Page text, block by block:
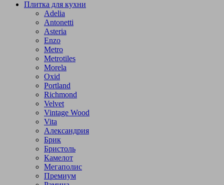
Плитка для кухни
Adelia
Antonetti
Asteria
Enzo
Metro
Metrotiles
Morela
Oxid
Portland
Richmond
Velvet
Vintage Wood
Vita
Александрия
Брик
Бристоль
Камелот
Мегаполис
Премиум